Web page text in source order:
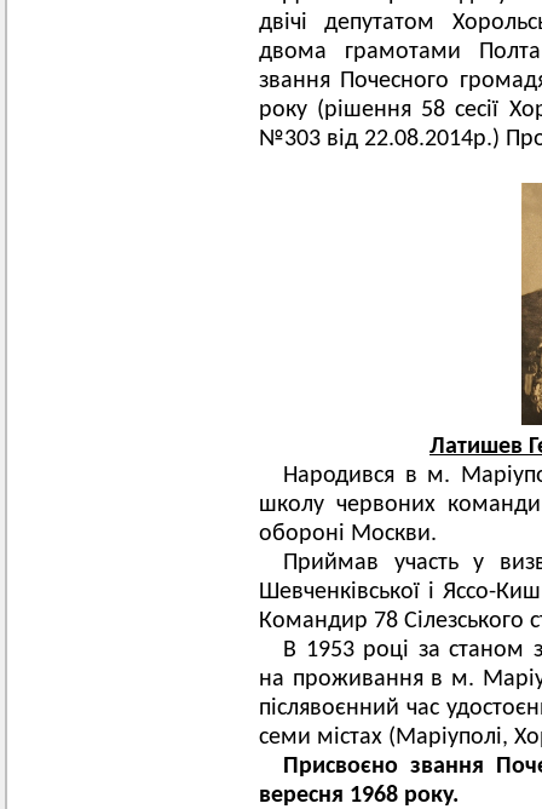
двічі депутатом
двома грамотами
звання Почесного
року (рішення 58 сесії
№303 від 22.08.2014р.)
Латишев
Народився в м.
школу червоних
обороні Москви.
Приймав участь у
Шевченківської і Яссо-
Командир 78 Сілезського
В 1953 році за станом
на проживання в м.
післявоєнний час
семи містах (Маріуполі,
Присвоєно звання
вересня 1968 року.